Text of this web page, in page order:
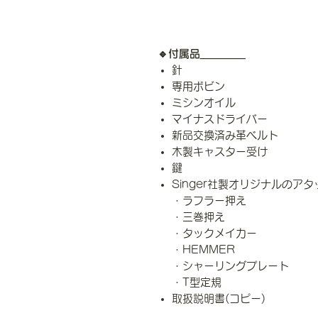
🔹付属品________
針
専用ボビン
ミシンオイル
マイナスドライバー
新品交換済み革ベルト
木製キャスター受け
鍵
Singer社製オリジナルのアタ
・ラフラー押え
・三巻押え
・タックメイカー
・HEMMER
・シャーリングプレート
・T型定規
取扱説明書(コピー)